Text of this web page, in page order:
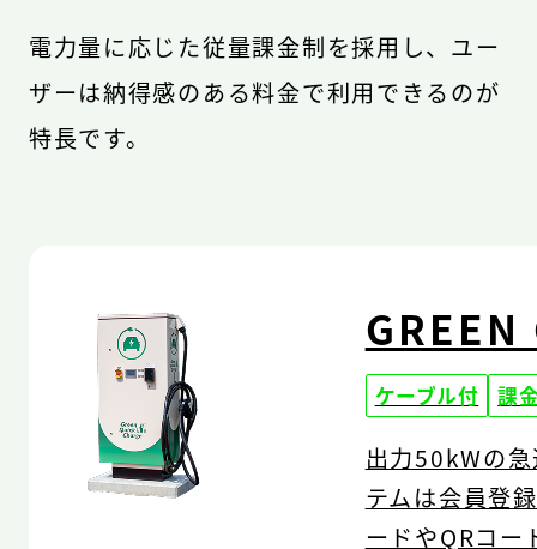
電力量に応じた従量課金制を採用し、ユー
ザーは納得感のある料金で利用できるのが
特長です。
GREEN
ケーブル付 課
出力50kWの
テムは会員登
ードやQRコ